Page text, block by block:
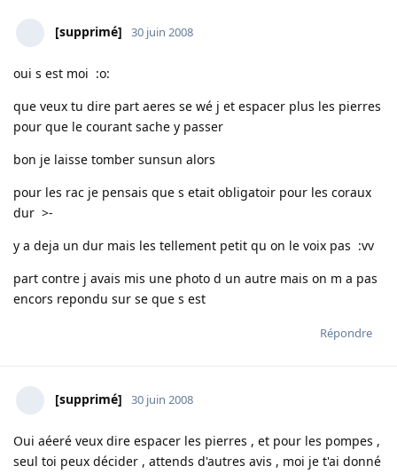
[supprimé] 30 juin 2008
oui s est moi :o:
que veux tu dire part aeres se wé j et espacer plus les pierres
pour que le courant sache y passer
bon je laisse tomber sunsun alors
pour les rac je pensais que s etait obligatoir pour les coraux
dur >-
y a deja un dur mais les tellement petit qu on le voix pas :vv
part contre j avais mis une photo d un autre mais on m a pas
encors repondu sur se que s est
Répondre
[supprimé] 30 juin 2008
Oui aéeré veux dire espacer les pierres , et pour les pompes ,
seul toi peux décider , attends d'autres avis , moi je t'ai donné